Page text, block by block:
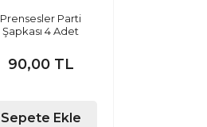
Prensesler Parti
Şapkası 4 Adet
90,00 TL
Sepete Ekle